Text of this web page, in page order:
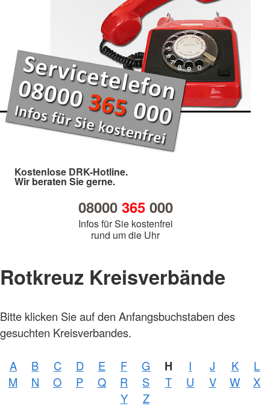
Kostenlose DRK-Hotline.
Wir beraten Sie gerne.
08000 365000
Infos für Sie kostenfrei
rund um die Uhr
Rotkreuz Kreisverbände
Bitte klicken Sie auf den Anfangsbuchstaben des
gesuchten Kreisverbandes.
A B C D E F G H I J K
L
M
N O P Q R S T U V W
X
Y
Z
Foto: